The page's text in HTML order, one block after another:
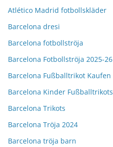
Atlético Madrid fotbollskläder
Barcelona dresi
Barcelona fotbollströja
Barcelona Fotbollströja 2025-26
Barcelona Fußballtrikot Kaufen
Barcelona Kinder Fußballtrikots
Barcelona Trikots
Barcelona Tröja 2024
Barcelona tröja barn